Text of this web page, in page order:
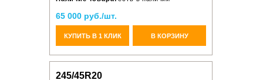
65 000 руб./шт.
КУПИТЬ В 1 КЛИК В КОРЗИНУ
245/45R20